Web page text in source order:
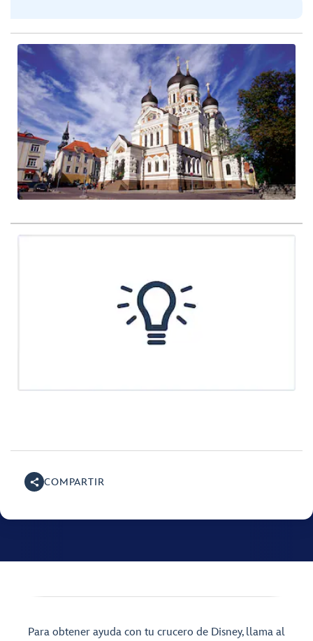
COMPARTIR
Para obtener ayuda con tu crucero de Disney, llama al